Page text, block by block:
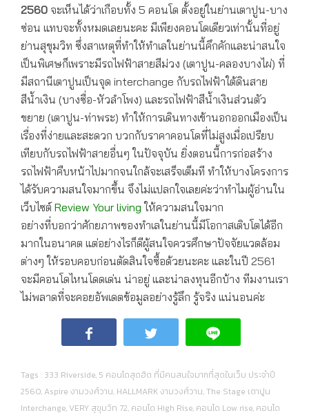
2560 จะเห็นได้ว่าเกือบทั้ง 5 คอนโด ตั้งอยู่ในย่านเตาปูน-บาง
ซ่อน แทบจะทั้งหมดเลยนะคะ มีเพียงคอนโดเดียวเท่านั้นที่อยู่
ย่านสุขุมวิท ซึ่งสาเหตุที่ทำให้ทำเลในย่านนี้คึกคักและน่าสนใจ
เป็นพิเศษก็เพราะมีรถไฟฟ้าสายสีม่วง (เตาปูน-คลองบางไผ่) ที่
มีสถานีเตาปูนเป็นจุด interchange กับรถไฟฟ้าใต้ดินสาย
สีน้ำเงิน (บางซื่อ-หัวลำโพง) และรถไฟฟ้าสีน้ำเงินส่วนตัว
ขยาย (เตาปูน-ท่าพระ) ทำให้การเดินทางเข้านอกออกเมืองเป็น
เรื่องที่ง่ายและสะดวก บวกกับราคาคอนโดที่ไม่สูงเมื่อเปรียบ
เทียบกับรถไฟฟ้าสายอื่นๆ ในปัจจุบัน ยิ่งตอนนี้การก่อสร้าง
รถไฟฟ้าคืบหน้าไปมากจนใกล้จะเสร็จเต็มที ทำให้บางโครงการ
ได้รับความสนใจมากขึ้น จึงไม่แปลกใจเลยค่ะว่าทำไมผู้อ่านใน
เว็บไซต์Review Your living ให้ความสนใจมาก
อย่างที่บอกว่าศักยภาพของทำเลในย่านนี้มีโอกาสเติบโตได้อีก
มากในอนาคต แต่อย่างไรก็ดีผู้สนใจควรศึกษาปัจจัยแวดล้อม
ต่างๆ ให้รอบคอบก่อนตัดสินใจซื้อด้วยนะคะ และในปี 2561
จะมีคอนโดไหนโดดเด่น น่าอยู่ และน่าลงทุนอีกบ้าง ทีมงานเรา
ไม่พลาดที่จะคอยอัพเดตข้อมูลอย่างรู้ลึก รู้จริง แน่นอนค่ะ
Tags : 333 Riverside, 5 คอนโดสุดฮิต ที่มีคนสนใจมากที่สุดในเว็บ ประจำปี
2560, Aspire งามวงศ์วาน, HALLMARK งามวงศ์วาน,The Stage เตาปูน
Interchange, VERY สุขุมวิท 72, คอนโด High Rise, คอนโด Low rise, คอนโด